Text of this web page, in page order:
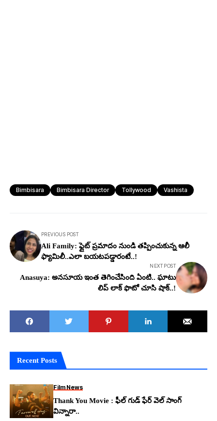
Bimbisara Bimbisara Director Tollywood Vashista
PREVIOUS POST
Ali Family: ఫ్లైట్ ప్రమాదం నుండి త‌ప్పించుకున్న ఆలీ
ఫ్యామిలీ..ఎలా బ‌య‌ట‌ప‌డ్డారంటే..!
NEXT POST
Anasuya: అనసూయ ఇంత తెగించేసింది ఏంటి.. ఘాటు
లిప్ లాక్ ఫొటో చూసి షాక్..!
Recent Posts
Film News
Thank You Movie : ఫీల్ గుడ్ ఫేర్ వెల్ సాంగ్
విన్నారా..